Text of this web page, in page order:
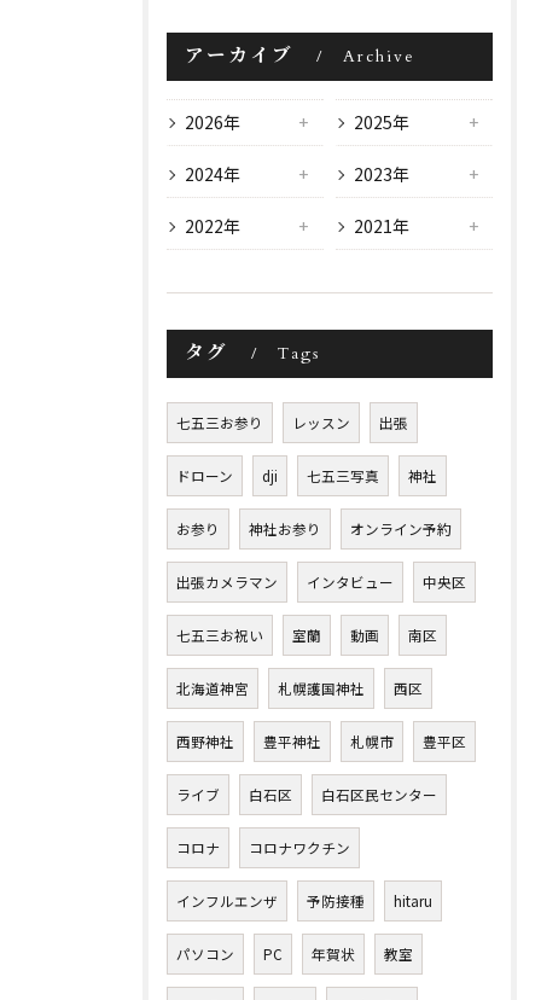
アーカイブ Archive
2026年 2025年
2024年 2023年
2022年 2021年
タグ Tags
七五三お参り レッスン 出張
ドローン dji 七五三写真 神社
お参り 神社お参り オンライン予約
出張カメラマン インタビュー 中央区
七五三お祝い 室蘭 動画 南区
北海道神宮 札幌護国神社 西区
西野神社 豊平神社 札幌市 豊平区
ライブ 白石区 白石区民センター
コロナ コロナワクチン
インフルエンザ 予防接種 hitaru
パソコン PC 年賀状 教室